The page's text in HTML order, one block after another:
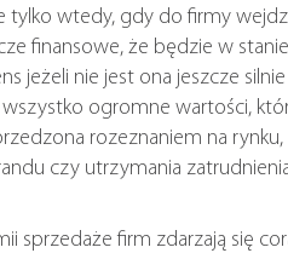
tylko wtedy, gdy do firmy
finansowe, że będzie w
jeżeli nie jest ona jeszcze
ogromne wartości,
rozeznaniem na
czy utrzymania
sprzedaże firm zdarzają się